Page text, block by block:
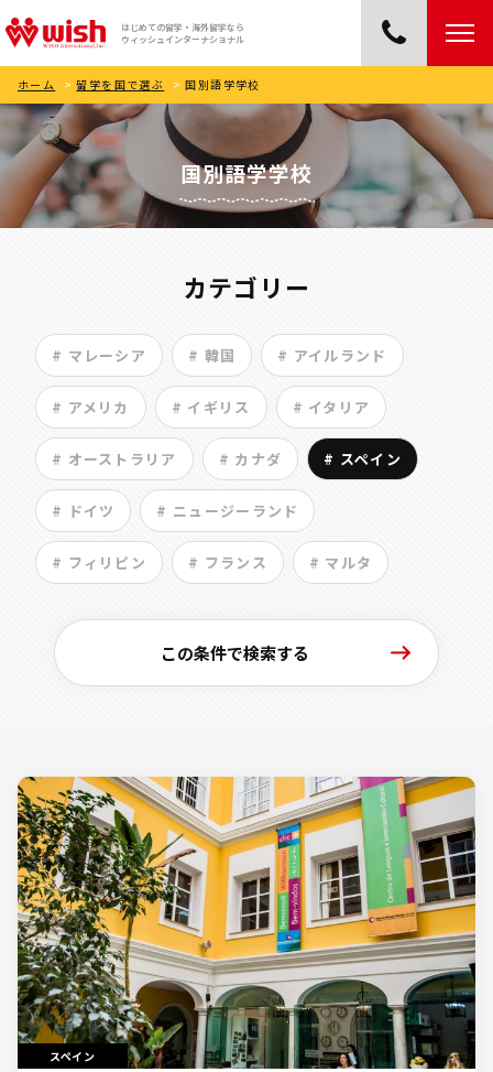
はじめての留学・海外留学なら
ウィッシュインターナショナル
ホーム > 留学を国で選ぶ > 国別語学学校
国別語学学校
カテゴリー
# マレーシア # 韓国 # アイルランド
# アメリカ # イギリス # イタリア
# オーストラリア # カナダ # スペイン
# ドイツ # ニュージーランド
# フィリピン # フランス # マルタ
この条件で検索する
スペイン